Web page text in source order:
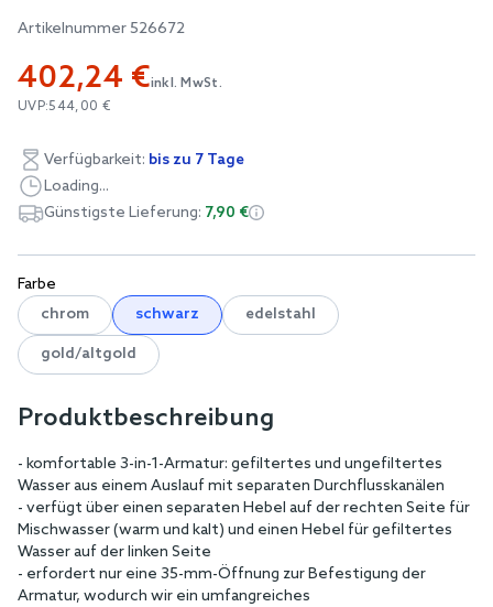
beginning
the
images
Artikelnummer526672
402,24 €inkl. MwSt.
UVP:544,00 €
Farbe
chrom
schwarz edelstahl
gold/altgold
Verfügbarkeit: bis zu 7 Tage
Loading...
Günstigste Lieferung: 7,90 €
Produktbeschreibung
- komfortable 3-in-1-Armatur: gefiltertes und ungefiltertes
Wasser aus einem Auslauf mit separaten Durchflusskanälen
- verfügt über einen separaten Hebel auf der rechten Seite für
Mischwasser (warm und kalt) und einen Hebel für gefiltertes
Wasser auf der linken Seite
- erfordert nur eine 35-mm-Öffnung zur Befestigung der
Armatur, wodurch wir ein umfangreiches